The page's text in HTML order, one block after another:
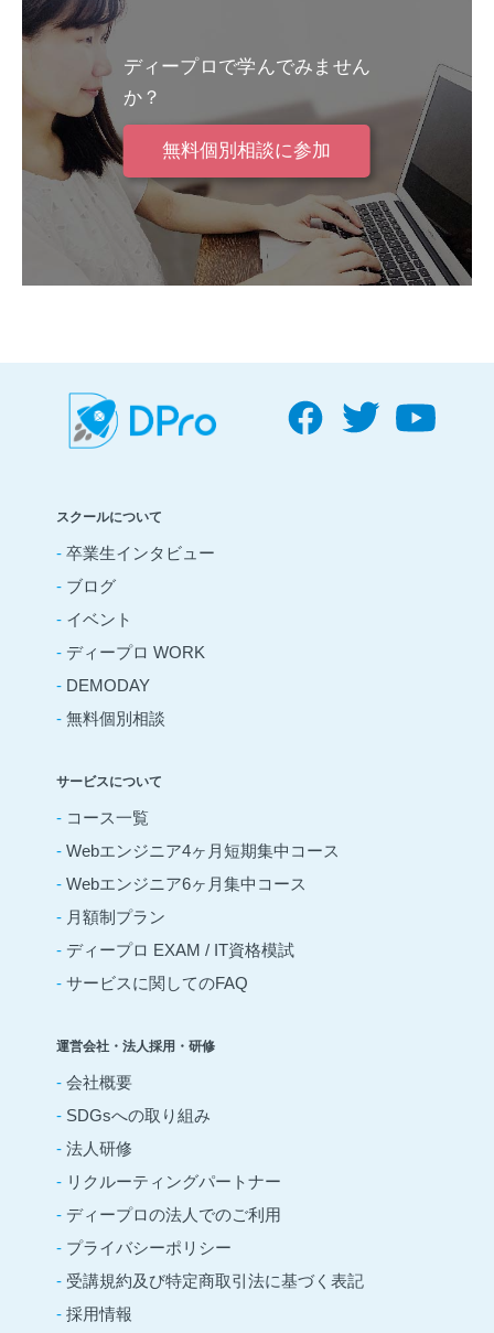
ディープロで学んでみません
か？
無料個別相談に参加
スクールについて
- 卒業生インタビュー
- ブログ
- イベント
- ディープロ WORK
- DEMODAY
- 無料個別相談
サービスについて
- コース一覧
- Webエンジニア4ヶ月短期集中コース
- Webエンジニア6ヶ月集中コース
- 月額制プラン
- ディープロ EXAM / IT資格模試
- サービスに関してのFAQ
運営会社・法人採用・研修
- 会社概要
- SDGsへの取り組み
- 法人研修
- リクルーティングパートナー
- ディープロの法人でのご利用
- プライバシーポリシー
- 受講規約及び特定商取引法に基づく表記
- 採用情報